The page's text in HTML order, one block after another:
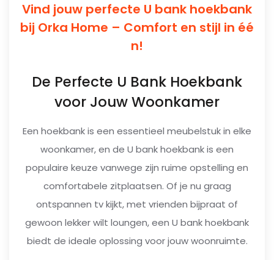
Vind jouw perfecte U bank hoekbank
bij Orka Home – Comfort en stijl in éé
n!
De Perfecte U Bank Hoekbank
voor Jouw Woonkamer
Een hoekbank is een essentieel meubelstuk in elke
woonkamer, en de U bank hoekbank is een
populaire keuze vanwege zijn ruime opstelling en
comfortabele zitplaatsen. Of je nu graag
ontspannen tv kijkt, met vrienden bijpraat of
gewoon lekker wilt loungen, een U bank hoekbank
biedt de ideale oplossing voor jouw woonruimte.